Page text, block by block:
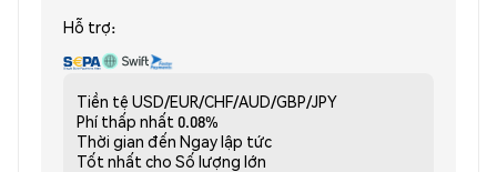
Hỗ trợ:
Tiền tệ USD/EUR/CHF/AUD/GBP/JPY
Phí thấp nhất 0.08%
Thời gian đến Ngay lập tức
Tốt nhất cho Số lượng lớn